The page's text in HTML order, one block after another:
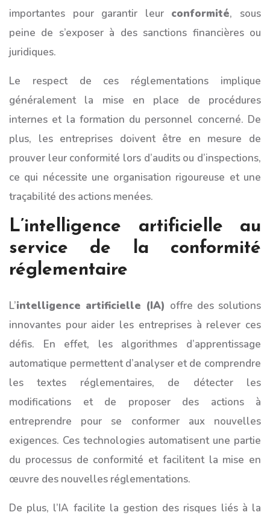
importantes pour garantir leur conformité, sous
peine de s’exposer à des sanctions financières ou
juridiques.
Le respect de ces réglementations implique
généralement la mise en place de procédures
internes et la formation du personnel concerné. De
plus, les entreprises doivent être en mesure de
prouver leur conformité lors d’audits ou d’inspections,
ce qui nécessite une organisation rigoureuse et une
traçabilité des actions menées.
L’intelligence artificielle au
service de la conformité
réglementaire
L’intelligence artificielle (IA) offre des solutions
innovantes pour aider les entreprises à relever ces
défis. En effet, les algorithmes d’apprentissage
automatique permettent d’analyser et de comprendre
les textes réglementaires, de détecter les
modifications et de proposer des actions à
entreprendre pour se conformer aux nouvelles
exigences. Ces technologies automatisent une partie
du processus de conformité et facilitent la mise en
œuvre des nouvelles réglementations.
De plus, l’IA facilite la gestion des risques liés à la